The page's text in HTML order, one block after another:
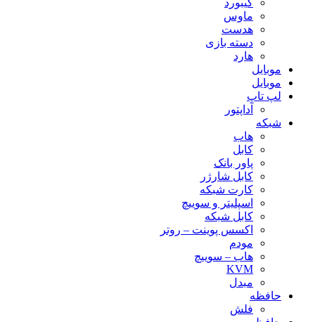
کیبورد
ماوس
هدست
دسته بازی
هارد
موبایل
موبایل
لپ تاپ
آداپتور
شبکه
هاب
کابل
پاور بانک
کابل شارژر
کارت شبکه
اسپلیتر و سوییچ
کابل شبکه
اکسس پوینت – روتر
مودم
هاب – سوییچ
KVM
مبدل
حافظه
فلش